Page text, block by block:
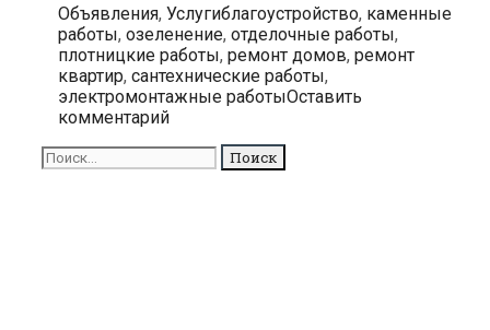
капитальный
ремонт
квартир
и
домов
в
городе
Таллинне
Рубрики
Объявления, УслугиМетки
благоустройство, каменные
работы, озеленение, отделочные работы,
плотницкие работы, ремонт домов, ремонт
квартир, сантехнические работы,
электромонтажные работыОставить
комментарий
Поиск
для: